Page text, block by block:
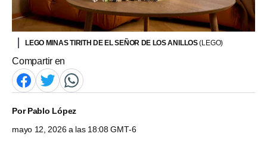
LEGO MINAS TIRITH DE EL SEÑOR DE LOS ANILLOS(LEGO)
Compartir en
PorPablo López
mayo 12, 2026 a las 18:08 GMT-6